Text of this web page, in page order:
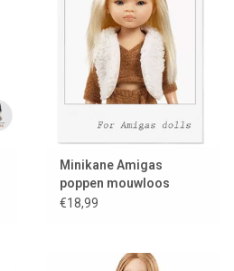
Minikane Amigas
poppen mouwloos
vestje van imitatiebont /
€18,99